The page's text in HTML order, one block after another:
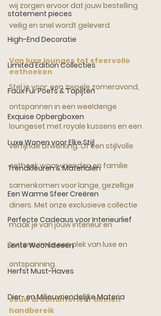
statement pieces
High-End Decoratie
Limited Edition Collecties
Faux Fur Poefs & Tapijten
Exquise Opbergboxen
Luxe Wonen voor Elke Stijl
Trendkleuren & Materialen
Een Warme Sfeer Creëren
Perfecte Cadeaus voor Interieurlief
Lente Woonideeën
Herfst Must-Haves
Dier- en Milieuvriendelijke Materia
wij zorgen ervoor dat jouw bestelling
veilig en snel wordt geleverd.
Van luxe lounges tot sfeervolle
eethoeken
Stel je voor: een zwoele zomeravond,
ontspannen in een weelderige
loungeset met royale kussens en een
verfijnde afwerking. Of een stijlvolle
eethoek waar vrienden en familie
samenkomen voor lange, gezellige
diners. Met onze exclusieve collectie
maak je van jouw interieur en
buitenruimte een plek van luxe en
ontspanning.
Jouw droominterieur binnen
handbereik